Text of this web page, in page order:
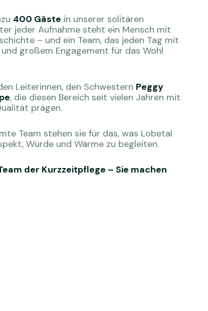
400 Gäste in unserer solitären
jeder Aufnahme steht ein Mensch mit
– und ein Team, das jeden Tag mit
großem Engagement für das Wohl
Leiterinnen, den Schwestern Peggy
, die diesen Bereich seit vielen Jahren mit
prägen.
Team stehen sie für das, was Lobetal
Würde und Wärme zu begleiten.
der Kurzzeitpflege – Sie machen